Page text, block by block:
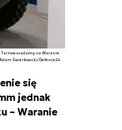
osadzony na Waranie.
Świerkowski/Defence24
się
jednak
– Waranie